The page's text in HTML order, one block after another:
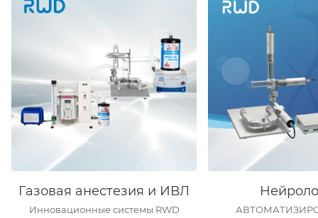
Газовая анестезия и ИВЛ
Инновационные системы RWD